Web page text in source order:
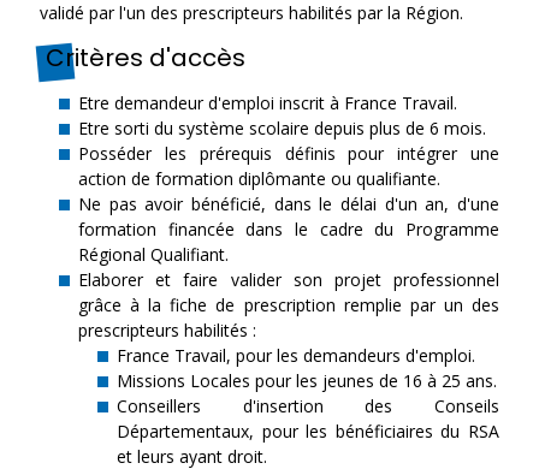
validé par l'un des prescripteurs habilités par la Région.
Critères d'accès
Etre demandeur d'emploi inscrit à France Travail.
Etre sorti du système scolaire depuis plus de 6 mois.
Posséder les prérequis définis pour intégrer une
action de formation diplômante ou qualifiante.
Ne pas avoir bénéficié, dans le délai d'un an, d'une
formation financée dans le cadre du Programme
Régional Qualifiant.
Elaborer et faire valider son projet professionnel
grâce à la fiche de prescription remplie par un des
prescripteurs habilités :
France Travail, pour les demandeurs d'emploi.
Missions Locales pour les jeunes de 16 à 25 ans.
Conseillers d'insertion des Conseils
Départementaux, pour les bénéficiaires du RSA
et leurs ayant droit.